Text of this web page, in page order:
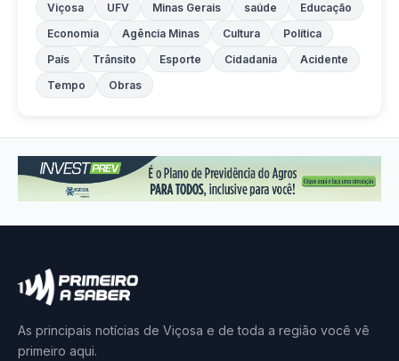
Viçosa
UFV Minas Gerais saúde
Educação
Economia
Agência Minas Cultura
Política
País
Trânsito Esporte Cidadania
Acidente
Tempo
Obras
As principais notícias de Viçosa e de toda a região você vê
primeiro aqui.